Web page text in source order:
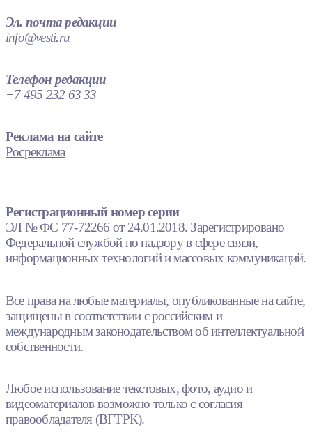
Эл. почта редакции
info@vesti.ru
Телефон редакции
+7 495 232 63 33
Реклама на сайте
Росреклама
Регистрационный номер серии
ЭЛ № ФС 77-72266 от 24.01.2018. Зарегистрировано
Федеральной службой по надзору в сфере связи,
информационных технологий и массовых коммуникаций.
Все права на любые материалы, опубликованные на сайте,
защищены в соответствии с российским и
международным законодательством об интеллектуальной
собственности.
Любое использование текстовых, фото, аудио и
видеоматериалов возможно только с согласия
правообладателя (ВГТРК).